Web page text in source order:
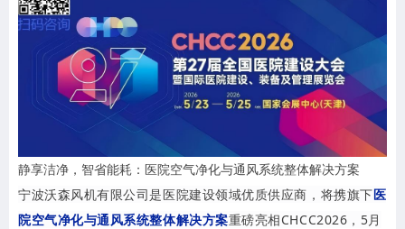
静享洁净，智省能耗：医院空气净化与通风系统整体解决方案
宁波沃森风机有限公司是医院建设领域优质供应商，将携旗下医
院空气净化与通风系统整体解决方案重磅亮相CHCC2026，5月